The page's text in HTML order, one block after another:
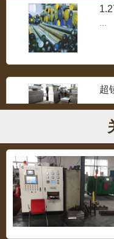
超
...